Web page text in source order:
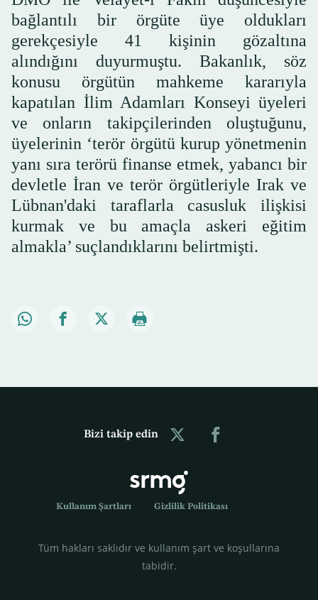
bağlantılı bir örgüte üye oldukları
gerekçesiyle 41 kişinin gözaltına
alındığını duyurmuştu. Bakanlık, söz
konusu örgütün mahkeme kararıyla
kapatılan İlim Adamları Konseyi üyeleri
ve onların takipçilerinden oluştuğunu,
üyelerinin ‘terör örgütü kurup yönetmenin
yanı sıra terörü finanse etmek, yabancı bir
devletle İran ve terör örgütleriyle Irak ve
Lübnan'daki taraflarla casusluk ilişkisi
kurmak ve bu amaçla askeri eğitim
almakla’ suçlandıklarını belirtmişti.
Bizi takip edin
Kullanım Şartları Gizlilik Politikası
Tüm hakları saklıdır ve kullanım şart ve koşullarına
tabidir.